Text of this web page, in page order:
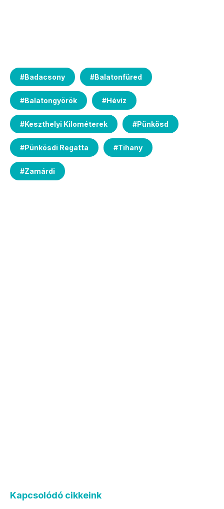
#Badacsony #Balatonfüred
#Balatongyörök #Hévíz
#Keszthelyi Kilométerek #Pünkösd
#Pünkösdi Regatta #Tihany
#Zamárdi
Kapcsolódó cikkeink